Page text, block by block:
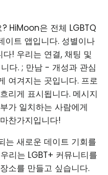
HiMoon은 전체 LGBTQ
이트 앱입니다. 성별이나
! 우리는 연결, 채팅 및
다. ; 만남 - 개성과 관심
여겨지는 곳입니다. 프로
리게 표시됩니다. 메시지
가 일치하는 사람에게
찬가지입니다!
는 새로운 데이트 기회를
리는 LGBT+ 커뮤니티를
소를 만들고 싶습니다.